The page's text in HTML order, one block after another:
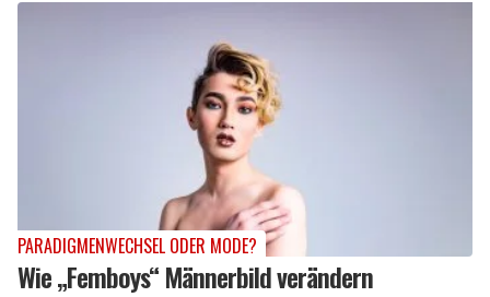
PARADIGMENWECHSEL ODER MODE?
Wie „Femboys“ Männerbild verändern